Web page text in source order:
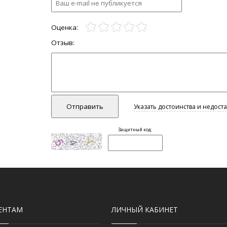
ЛИЧНЫЙ КАБИНЕТ